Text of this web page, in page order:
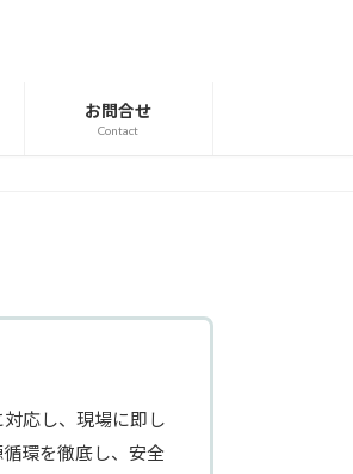
お問合せ
Contact
応し、現場に即し
環を徹底し、安全